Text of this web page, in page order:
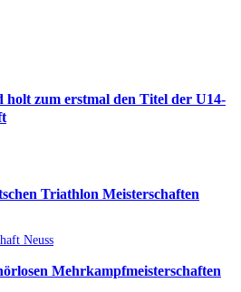
holt zum erstmal den Titel der U14-
Triathlon Meisterschaften
Mehrkampfmeisterschaften